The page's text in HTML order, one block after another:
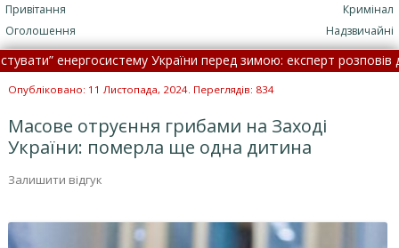
Привітання
Оголошення
Кримінал
Надзвичайні
енергосистему України перед зимою: експерт розповів деталі
землетрус: якої сили• Офіційний курс валют на 9
Опубліковано: 11 Листопада, 2024. Переглядів: 834
Масове отруєння грибами на Заході
України: померла ще одна дитина
Залишити відгук